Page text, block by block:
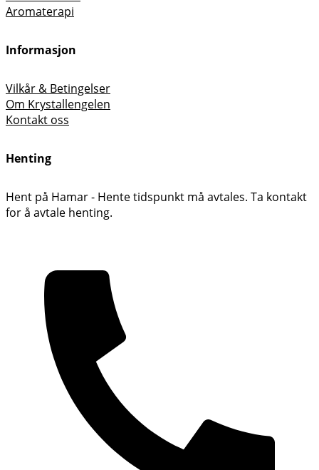
Aromaterapi
Informasjon
Vilkår & Betingelser
Om Krystallengelen
Kontakt oss
Henting
Hent på Hamar - Hente tidspunkt må avtales. Ta kontakt
for å avtale henting.